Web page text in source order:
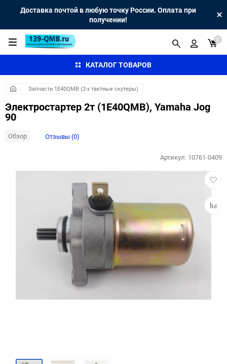
Доставка почтой в любую точку России. Оплата при
получении!
КАТАЛОГ ТОВАРОВ
0
Запчасти 1E40QMB (2-х тактные скутеры)
Электростартер 2т (1E40QMB), Yamaha Jog
90
Обзор Отзывы (0)
в
к
Артикул: 10761-0409